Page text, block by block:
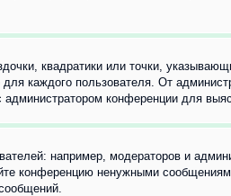
квадратики или точки,
каждого пользователя. От
конференции для
например, модераторов и
конференцию ненужными